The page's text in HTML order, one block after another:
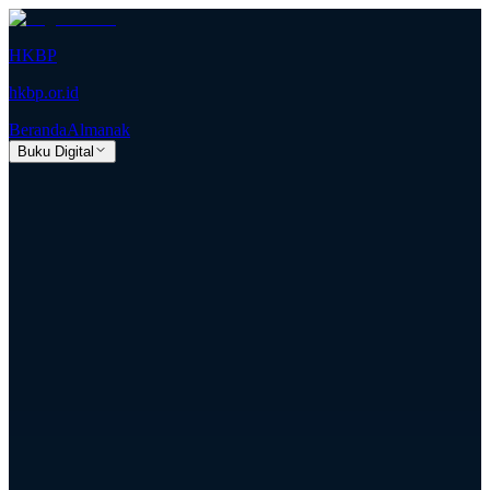
HKBP
hkbp.or.id
BerandaAlmanak
Buku Digital